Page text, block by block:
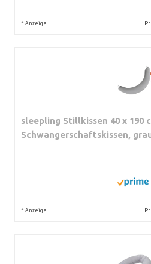
* Anzeige
sleepling Stillkissen 40 x 190
Schwangerschaftskissen,
* Anzeige